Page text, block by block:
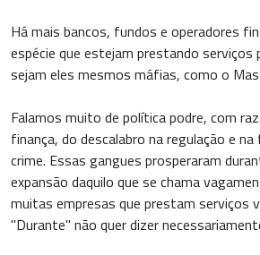
Há mais bancos, fundos e operadores
espécie que estejam prestando serviços
sejam eles mesmos máfias, como o
Falamos muito de política podre, com
finança, do descalabro na regulação e
crime. Essas gangues prosperaram
expansão daquilo que se chama
muitas empresas que prestam serviços
"Durante" não quer dizer